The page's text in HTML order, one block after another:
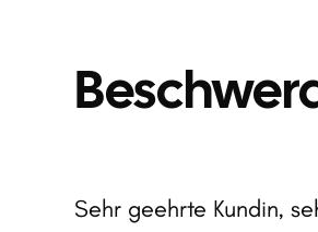
Sehr geehrte Kundin,